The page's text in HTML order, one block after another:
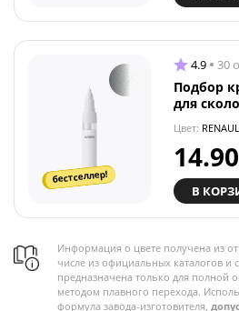
бестселлер!
4.9 30
Подбор
для
Цвет:
14.90
В
Информация о цвете получена из
числе из официальных каталогов и
предназначена только для полной
методом плавного перехода.
формула завода-изготовителя,